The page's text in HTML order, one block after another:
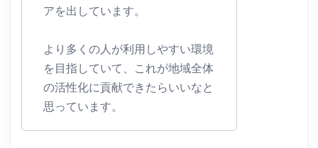
アを出しています。
より多くの人が利用しやすい環境
を目指していて、これが地域全体
の活性化に貢献できたらいいなと
思っています。